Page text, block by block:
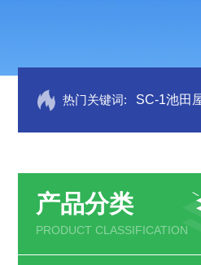
热门关键词: SC-1池田
产品分类
PRODUCT CLASSIFICATION